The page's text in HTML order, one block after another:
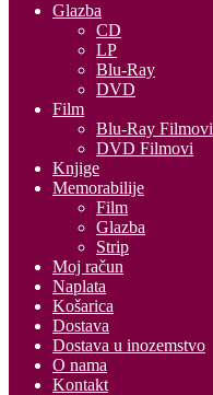
Glazba
CD
LP
Blu-Ray
DVD
Film
Blu-Ray Filmovi
DVD Filmovi
Knjige
Memorabilije
Film
Glazba
Strip
Moj račun
Naplata
Košarica
Dostava
Dostava u inozemstvo
O nama
Kontakt